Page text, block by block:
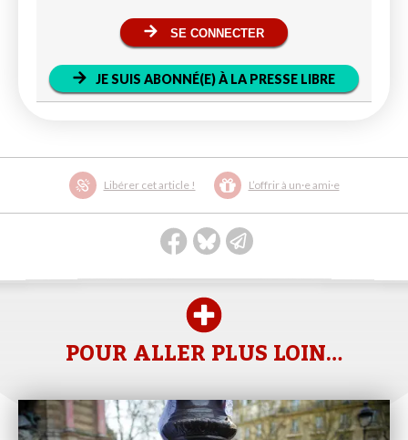
Libérer cet article ! L’offrir à un·e ami·e
SE CONNECTER
JE SUIS ABONNÉ(E) À LA PRESSE LIBRE
POUR ALLER PLUS LOIN…